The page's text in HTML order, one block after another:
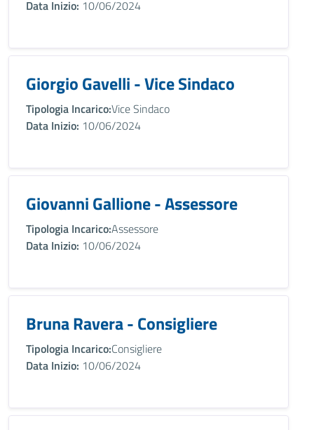
Data Inizio: 10/06/2024
Giorgio Gavelli - Vice Sindaco
Tipologia Incarico:Vice Sindaco
Data Inizio: 10/06/2024
Giovanni Gallione - Assessore
Tipologia Incarico:Assessore
Data Inizio: 10/06/2024
Bruna Ravera - Consigliere
Tipologia Incarico:Consigliere
Data Inizio: 10/06/2024